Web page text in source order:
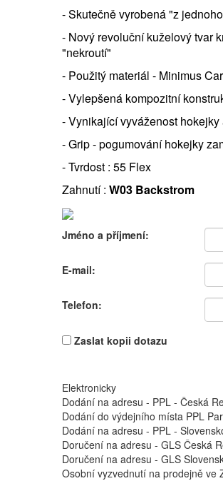
- Skutečně vyrobená "z
- Nový revoluční kuželový tvar
"nekroutí"
- Použitý materiál - Minimus
- Vylepšená kompozitní
- Vynikající vyváženost hokejky
- Grip - pogumování hokejky
- Tvrdost : 55 Flex
Zahnutí : W03 Backstrom
Jméno a příjmení:
E-mail:
Telefon:
Zaslat kopii dotazu
Elektronicky
Dodání na adresu - PPL - Česká
Dodání do výdejního místa PPL
Dodání na adresu - PPL -
Doručení na adresu - GLS Česká
Doručení na adresu - GLS
Osobní vyzvednutí na prodejně ve